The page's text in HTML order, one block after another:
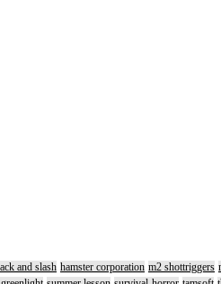
and slash hamster corporation m2 shottriggers